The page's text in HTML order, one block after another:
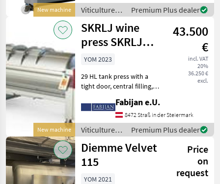
New machine
in hl: 5 • Control type AE
control
Viticulture
equipment /
SKRLJ
Premium Plus dealer
New machine
SKRLJ wine
press SKRLJ
2900lt
43.500
€
incl. VAT
20%
36.250 €
excl.
YOM 2023
29 HL tank press with a
tight door, central filling,
pump control Viticulture
equipment Wine presses
Fabijan e.U.
8472 Straß in der Steiermark
Viticulture
equipment /
SKRLJ
Premium Plus dealer
Diemme Velvet
115
Price
on
request
YOM 2021